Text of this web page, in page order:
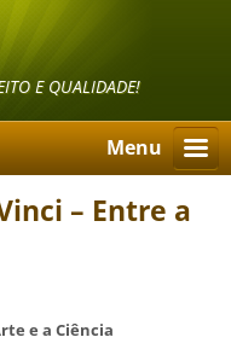
E QUALIDADE!
Menu
– Entre a
e a Ciência